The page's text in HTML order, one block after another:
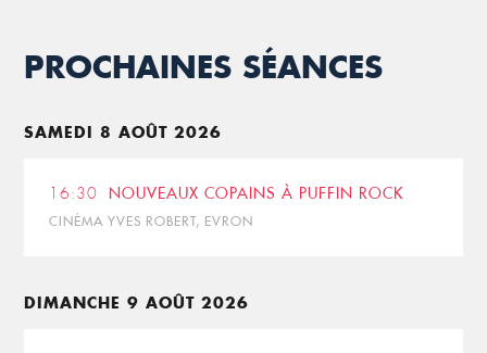
PROCHAINES SÉANCES
SAMEDI 8 AOÛT 2026
16:30 NOUVEAUX COPAINS À PUFFIN ROCK
CINÉMA YVES ROBERT, EVRON
DIMANCHE 9 AOÛT 2026